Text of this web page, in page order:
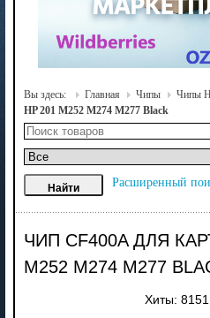
Вы здесь: Главная Чипы Чипы
HP 201 M252 M274 M277 Black
Расширенный
ЧИП CF400A ДЛЯ
M252 M274 M277
Хиты: 8151